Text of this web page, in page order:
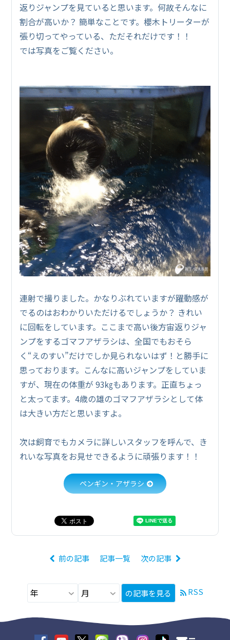
返りジャンプを見ていると思います。何故そんなに
割合が高いか？ 簡単なことです。櫻木トリーターが
張り切ってやっている、ただそれだけです！！
では写真をご覧ください。
連射で撮りました。かなりぶれていますが躍動感が
でるのはおわかりいただけるでしょうか？ きれい
に回転をしています。ここまで高い後方宙返りジャ
ンプをするゴマフアザラシは、全国でもおそら
く“えのすい”だけでしか見られないはず！と勝手に
思っております。こんなに高いジャンプをしていま
すが、現在の体重が 93㎏もあります。正直ちょっ
と太ってます。4歳の雄のゴマフアザラシとして体
は大きい方だと思いますよ。
次は飼育でもカメラに詳しいスタッフを呼んで、き
れいな写真をお見せできるように頑張ります！！
ペンギン・アザラシ
前の記事 記事一覧 次の記事
の記事を見る RSS